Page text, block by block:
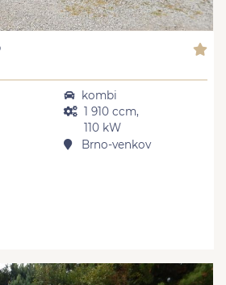
kombi
1 910 ccm,
110 kW
Brno-venkov